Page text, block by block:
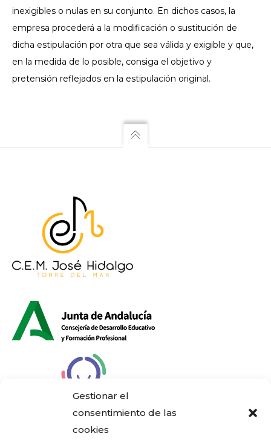
Gestionar el
consentimiento de las
cookies
inexigibles o nulas en su conjunto. En dichos casos, la
empresa procederá a la modificación o sustitución de
dicha estipulación por otra que sea válida y exigible y que,
en la medida de lo posible, consiga el objetivo y
pretensión reflejados en la estipulación original.